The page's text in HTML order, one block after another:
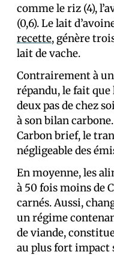
comme le riz (4),
(0,6). Le lait
recette, génère
lait de vache.
Contrairement à
répandu, le fait
deux pas de chez
à son bilan
Carbon brief, le
négligeable des
En moyenne, les
à 50 fois moins de
carnés. Aussi,
un régime
de viande,
au plus fort impact